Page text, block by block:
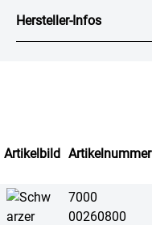
Hersteller-Infos
Artikelbild Artikelnummer
7000
00260800